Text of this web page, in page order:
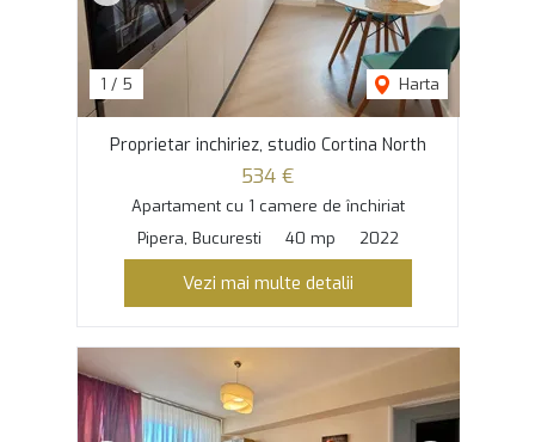
1 / 5 Harta
Proprietar inchiriez, studio Cortina North
534 €
Apartament cu 1 camere de închiriat
Pipera, Bucuresti
40 mp 2022
Vezi mai multe detalii